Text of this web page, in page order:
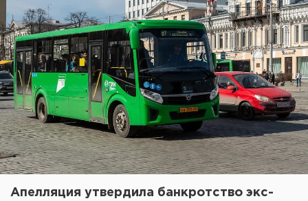
Апелляция утвердила банкротство экс-